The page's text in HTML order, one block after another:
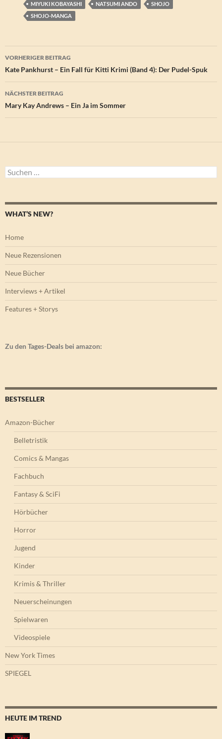
MIYUKI KOBAYASHI
NATSUMI ANDO
SHOJO
SHOJO-MANGA
Beitragsnavigation
VORHERIGER BEITRAG
Kate Pankhurst – Ein Fall für Kitti Krimi (Band 4): Der Pudel-Spuk
NÄCHSTER BEITRAG
Mary Kay Andrews – Ein Ja im Sommer
Suchen
nach:
WHAT’S NEW?
Home
Neue Rezensionen
Neue Bücher
Interviews + Artikel
Features + Storys
Zu den Tages-Deals bei amazon:
BESTSELLER
Amazon-Bücher
Belletristik
Comics & Mangas
Fachbuch
Fantasy & SciFi
Hörbücher
Horror
Jugend
Kinder
Krimis & Thriller
Neuerscheinungen
Spielwaren
Videospiele
New York Times
SPIEGEL
HEUTE IM TREND